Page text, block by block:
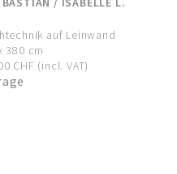
auf Leinwand
380 cm
CHF (incl. VAT)